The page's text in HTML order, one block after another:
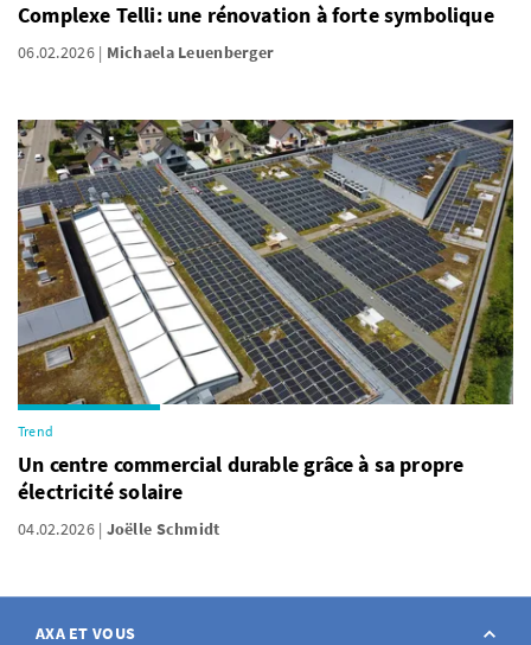
Complexe Telli: une rénovation à forte symbolique
06.02.2026 Michaela Leuenberger
Trend
Un centre commercial durable grâce à sa propre
électricité solaire
04.02.2026 Joëlle Schmidt
AXA ET VOUS